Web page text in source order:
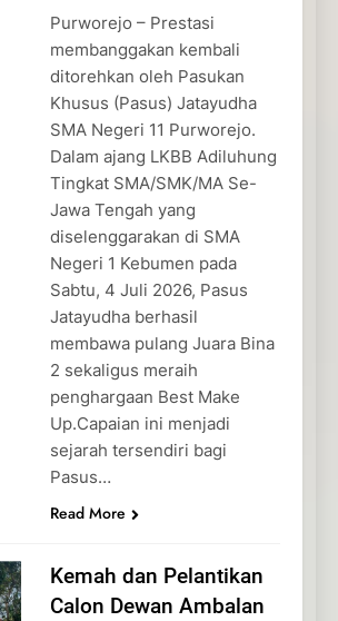
Purworejo – Prestasi
membanggakan kembali
ditorehkan oleh Pasukan
Khusus (Pasus) Jatayudha
SMA Negeri 11 Purworejo.
Dalam ajang LKBB Adiluhung
Tingkat SMA/SMK/MA Se-
Jawa Tengah yang
diselenggarakan di SMA
Negeri 1 Kebumen pada
Sabtu, 4 Juli 2026, Pasus
Jatayudha berhasil
membawa pulang Juara Bina
2 sekaligus meraih
penghargaan Best Make
Up.Capaian ini menjadi
sejarah tersendiri bagi
Pasus…
Read More
Kemah dan Pelantikan
Calon Dewan Ambalan